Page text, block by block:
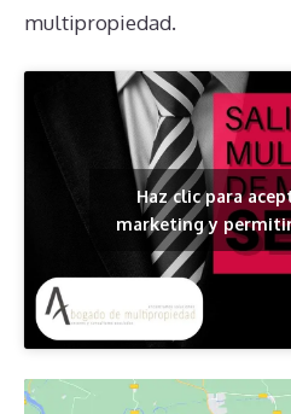
multipropiedad.
Haz clic para
marketing y